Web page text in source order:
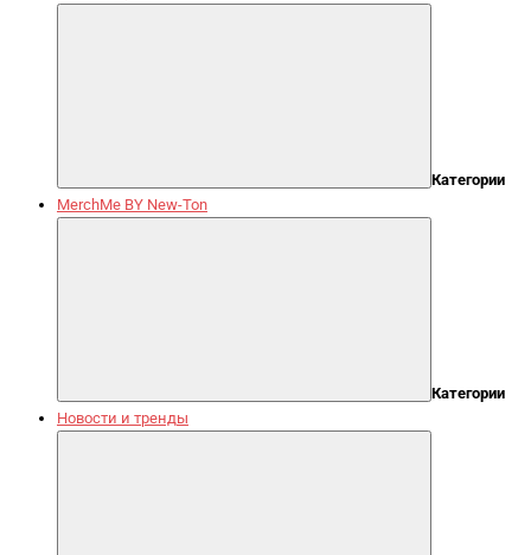
Категории
MerchMe BY New-Ton
Категории
Новости и тренды